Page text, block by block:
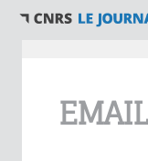
EMAIL